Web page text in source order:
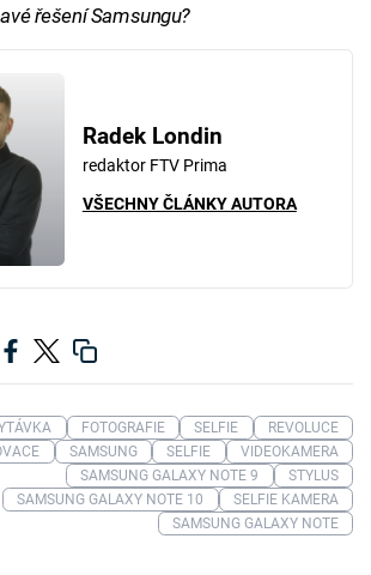
řešení Samsungu?
Radek Londin
redaktor FTV Prima
VŠECHNY ČLÁNKY AUTORA
FOTOGRAFIE SELFIE
REVOLUCE
SAMSUNG SELFIE
VIDEOKAMERA
SAMSUNG GALAXY NOTE 9
STYLUS
SAMSUNG GALAXY NOTE 10
SELFIE KAMERA
SAMSUNG GALAXY NOTE